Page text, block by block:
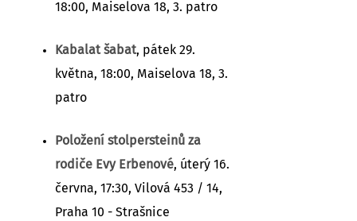
18:00, Maiselova 18, 3. patro
Kabalat šabat, pátek 29.
května, 18:00, Maiselova 18, 3.
patro
Položení stolpersteinů za
rodiče Evy Erbenové, úterý 16.
června, 17:30, Vilová 453 / 14,
Praha 10 - Strašnice